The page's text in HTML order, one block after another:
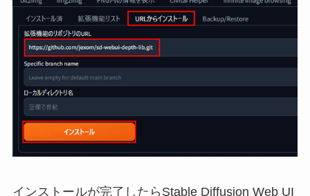
インストールが完了したらStable Diffusion Web UI